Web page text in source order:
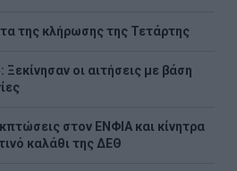
της κλήρωσης της Τετάρτης
οι αιτήσεις με βάση
στον ΕΝΦΙΑ και κίνητρα
καλάθι της ΔΕΘ